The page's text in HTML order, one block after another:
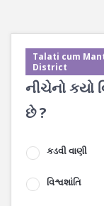
Talati cum
District
નીચેનો કયો
છે ?
કડવી વાણી
વિશ્વશાંતિ